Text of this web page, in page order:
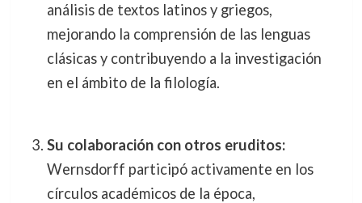
análisis de textos latinos y griegos,
mejorando la comprensión de las lenguas
clásicas y contribuyendo a la investigación
en el ámbito de la filología.
Su colaboración con otros eruditos:
Wernsdorff participó activamente en los
círculos académicos de la época,